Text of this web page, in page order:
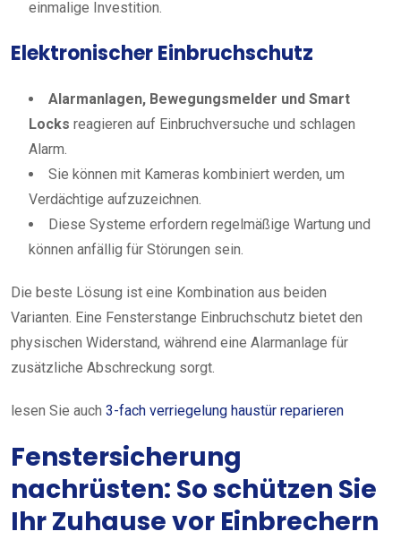
einmalige Investition.
Elektronischer Einbruchschutz
Alarmanlagen, Bewegungsmelder und Smart
Locks reagieren auf Einbruchversuche und schlagen
Alarm.
Sie können mit Kameras kombiniert werden, um
Verdächtige aufzuzeichnen.
Diese Systeme erfordern regelmäßige Wartung und
können anfällig für Störungen sein.
Die beste Lösung ist eine Kombination aus beiden
Varianten. Eine Fensterstange Einbruchschutz bietet den
physischen Widerstand, während eine Alarmanlage für
zusätzliche Abschreckung sorgt.
lesen Sie auch 3-fach verriegelung haustür reparieren
Fenstersicherung
nachrüsten: So schützen Sie
Ihr Zuhause vor Einbrechern